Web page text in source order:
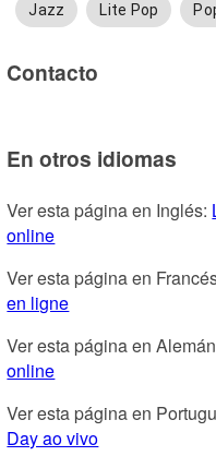
Jazz Lite Pop
Contacto
En otros idiomas
Ver esta página en Inglés:
online
Ver esta página en
en ligne
Ver esta página en
online
Ver esta página en
Day ao vivo